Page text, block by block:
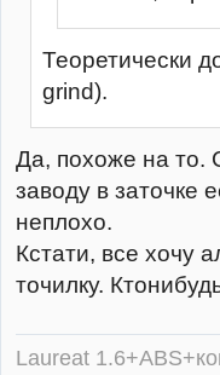
Теоретически
grind).
Да, похоже на то.
заводу в заточке
неплохо.
Кстати, все хочу
точилку.
Laureat